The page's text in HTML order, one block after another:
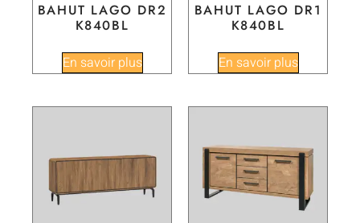
BAHUT LAGO DR2
K840BL
En savoir plus
BAHUT LAGO DR1
K840BL
En savoir plus